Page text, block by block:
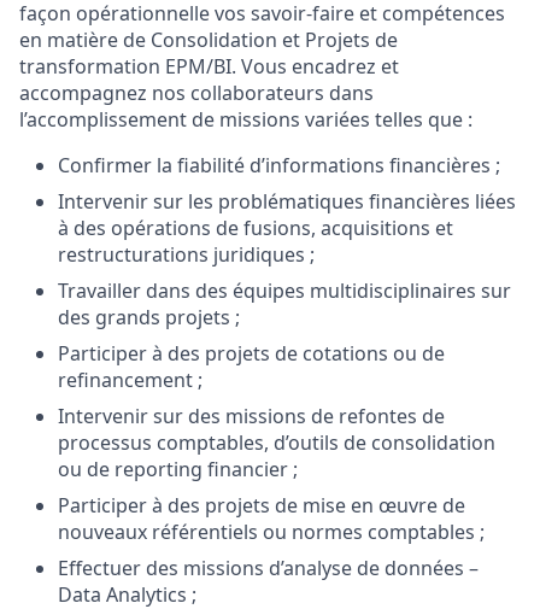
façon opérationnelle vos savoir-faire et compétences
en matière de Consolidation et Projets de
transformation EPM/BI. Vous encadrez et
accompagnez nos collaborateurs dans
l’accomplissement de missions variées telles que :
Confirmer la fiabilité d’informations financières ;
Intervenir sur les problématiques financières liées
à des opérations de fusions, acquisitions et
restructurations juridiques ;
Travailler dans des équipes multidisciplinaires sur
des grands projets ;
Participer à des projets de cotations ou de
refinancement ;
Intervenir sur des missions de refontes de
processus comptables, d’outils de consolidation
ou de reporting financier ;
Participer à des projets de mise en œuvre de
nouveaux référentiels ou normes comptables ;
Effectuer des missions d’analyse de données –
Data Analytics ;